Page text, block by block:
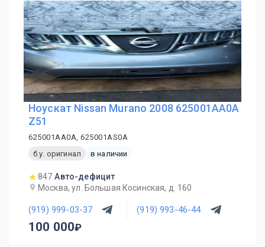
Ноускат Nissan Murano 2008 625001AA0A
Z51
625001AA0A, 625001AS0A
б.у. оригинал
в наличии
847 Авто-дефицит
Москва, ул. Большая Косинская, д. 160
(919) 999-03-37 (919) 993-46-44
100 000